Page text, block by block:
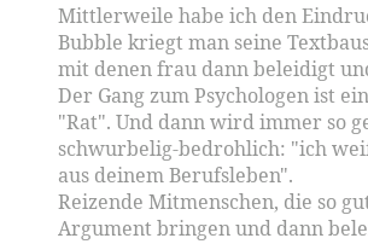
Mittlerweile habe ich den
Bubble kriegt man seine
mit denen frau dann beleidigt
Der Gang zum Psychologen ist
"Rat". Und dann wird immer so
schwurbelig-bedrohlich: "ich
aus deinem Berufsleben".
Reizende Mitmenschen, die so
Argument bringen und dann